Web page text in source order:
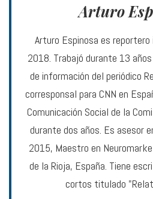
Arturo
Arturo Espinosa es
2018. Trabajó durante 13
de información del periódico
corresponsal para CNN en
Comunicación Social de la
durante dos años. Es asesor
2015, Maestro en
de la Rioja, España. Tiene
cortos titulado